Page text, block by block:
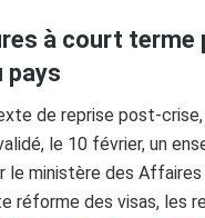
à court
pays
de reprise post-
le 10 février, un
le ministère des Affaires
réforme des visas, les